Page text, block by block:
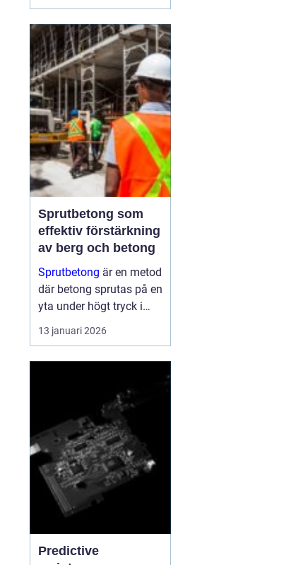
landsbygd, djupa skogar,
glittrande sjöar och en
levande kulturhistoria
mitt i Sverige, på rimligt
avstånd från storst...
Sprutbetong som
effektiv förstärkning
av berg och betong
Sprutbetong är en metod
där betong sprutas på en
yta under högt tryck i
stället för att gjutas i
formar. Tekniken a...
13 januari 2026
Predictive